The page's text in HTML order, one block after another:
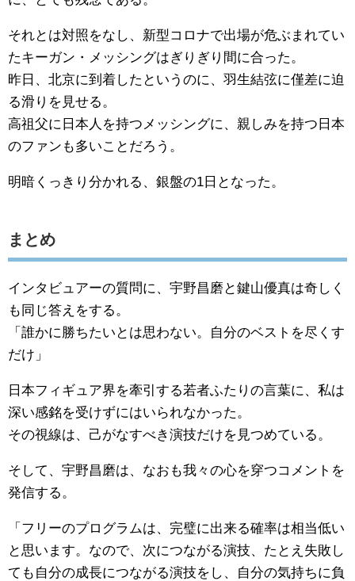
それとは対照をなし、新型コロナで出場が危ぶまれてい
たキーガン・メッシングはぎりぎり間に合った。
昨日、北京に到着したというのに、羽生結弦に僅差に迫
る滑りを見せる。
高祖父に日本人を持つメッシングに、親しみを持つ日本
のファンも多いことだろう。
明暗くっきり分かれる、銀盤の1日となった。
まとめ
インタビュアーの質問に、宇野昌磨と鍵山優真は奇しく
も同じ答えをする。
「誰かに勝ちたいとは思わない。自分のベストを尽くす
だけ」
日本フィギュア界を牽引する若者ふたりの言葉に、私は
深い感銘を受けずにはいられなかった。
その視線は、己がなすべき演技だけを見つめている。
そして、宇野昌磨は、なおも我々の心を穿つコメントを
発信する。
「フリーのプログラムは、完璧に出来る確率は相当低い
と思います。なので、次につながる演技、たとえ失敗し
ても自分の成長につながる演技をし、自分の気持ちに負